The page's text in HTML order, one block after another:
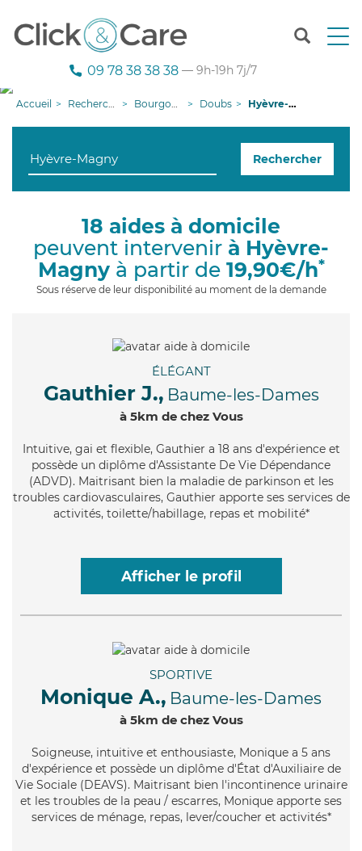
T
n
g
09 78 38 38 38 — 9h-19h 7j/7
Accueil Recherche aide à domicile Bourgogne-Franche-Comté Doubs Hyèvre-Magny
Rechercher
18 aides à domicile
peuvent intervenir à Hyèvre-
Magnyà partir de 19,90€/h*
Sous réserve de leur disponibilité au moment de la demande
ÉLÉGANT
Gauthier J., Baume-les-Dames
à 5km de chez Vous
Intuitive, gai et flexible, Gauthier a 18 ans d'expérience et
possède un diplôme d'Assistante De Vie Dépendance
(ADVD). Maitrisant bien la maladie de parkinson et les
troubles cardiovasculaires, Gauthier apporte ses services de
activités, toilette/habillage, repas et mobilité*
Afficher le profil
SPORTIVE
Monique A., Baume-les-Dames
à 5km de chez Vous
Soigneuse, intuitive et enthousiaste, Monique a 5 ans
d'expérience et possède un diplôme d'État d'Auxiliaire de
Vie Sociale (DEAVS). Maitrisant bien l'incontinence urinaire
et les troubles de la peau / escarres, Monique apporte ses
services de ménage, repas, lever/coucher et activités*